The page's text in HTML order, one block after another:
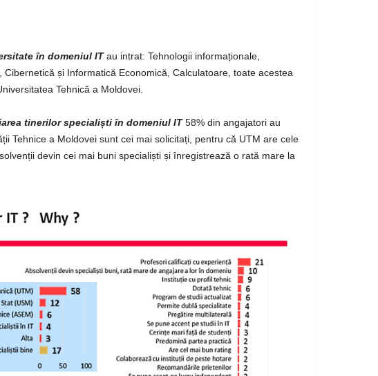
în domeniul ITau intrat: Tehnologii informaționale,
Cibernetică și Informatică Economică, Calculatoare, toate acestea
Tehnică a Moldovei.
tinerilor specialiști în domeniul IT58% din angajatori au
Tehnice a Moldovei sunt cei mai solicitați, pentru că UTM are cele
devin cei mai buni specialiști și înregistrează o rată mare la